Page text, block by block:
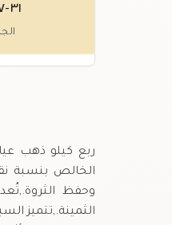
٣١-٠٧-٢٠٢٦
وحفظ
الثمينة.,تتميز